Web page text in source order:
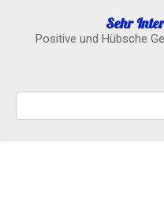
content
Sehr
Positive und Hübsche